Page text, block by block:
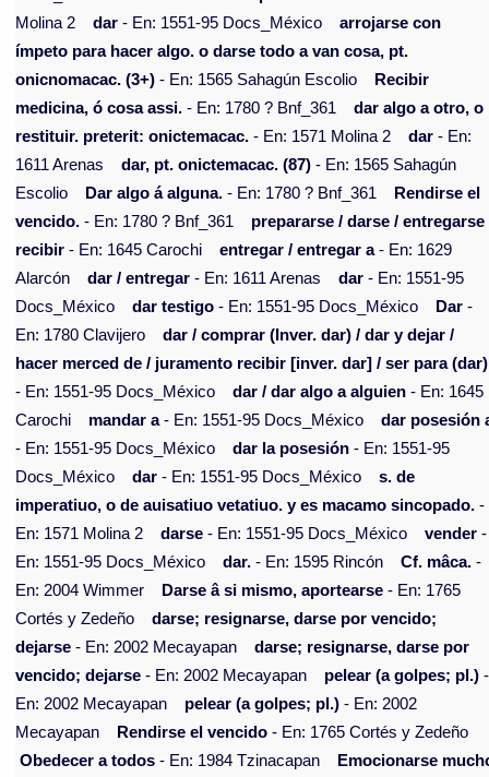
Molina 2
dar - En: 1551-95 Docs_México
arrojarse con
ímpeto para hacer algo. o darse todo a van cosa, pt.
onicnomacac. (3+) - En: 1565 Sahagún Escolio
Recibir
medicina, ó cosa assi. - En: 1780 ? Bnf_361
dar algo a otro, o
restituir. preterit: onictemacac. - En: 1571 Molina 2 dar - En:
1611 Arenas
dar, pt. onictemacac. (87) - En: 1565 Sahagún
Escolio
Dar algo á alguna. - En: 1780 ? Bnf_361
Rendirse el
vencido. - En: 1780 ? Bnf_361
prepararse / darse / entregarse
recibir - En: 1645 Carochi entregar / entregar a- En: 1629
Alarcón
dar / entregar - En: 1611 Arenas dar - En: 1551-95
Docs_México
dar testigo - En: 1551-95 Docs_México Dar -
En: 1780 Clavijero
dar / comprar (Inver. dar) / dar y dejar /
hacer merced de / juramento recibir [inver. dar] / ser para (dar)
- En: 1551-95 Docs_México
dar / dar algo a alguien - En: 1645
Carochi
mandar a- En: 1551-95 Docs_México
dar posesión
- En: 1551-95 Docs_México
dar la posesión - En: 1551-95
Docs_México
dar - En: 1551-95 Docs_México
s. de
imperatiuo, o de auisatiuo vetatiuo. y es macamo sincopado. -
En: 1571 Molina 2
darse - En: 1551-95 Docs_México vender -
En: 1551-95 Docs_México
dar. - En: 1595 Rincón Cf. mâca. -
En: 2004 Wimmer
Darse â si mismo, aportearse - En: 1765
Cortés y Zedeño
darse; resignarse, darse por vencido;
dejarse - En: 2002 Mecayapan
darse; resignarse, darse por
vencido; dejarse - En: 2002 Mecayapan pelear (a golpes; pl.) -
En: 2002 Mecayapan
pelear (a golpes; pl.) - En: 2002
Mecayapan
Rendirse el vencido - En: 1765 Cortés y Zedeño
Obedecer a todos - En: 1984 Tzinacapan
Emocionarse